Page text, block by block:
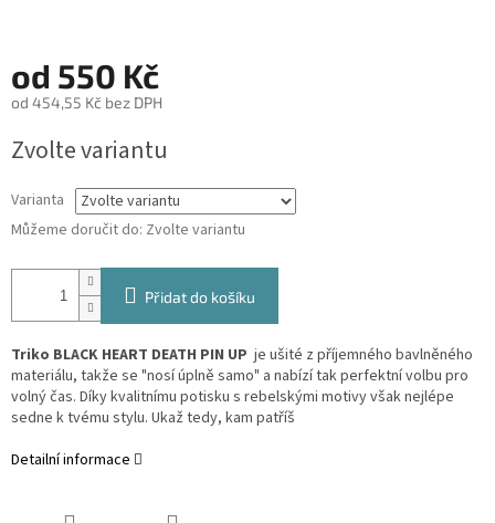
od 550 Kč
od 454,55 Kč bez DPH
cena:
Zvolte variantu
Varianta
Můžeme doručit do: Zvolte variantu
Přidat do košíku
Triko BLACK HEART DEATH PIN UP je ušité z příjemného bavlněného
materiálu, takže se "nosí úplně samo" a nabízí tak perfektní volbu pro
volný čas. Díky kvalitnímu potisku s rebelskými motivy však nejlépe
sedne k tvému stylu. Ukaž tedy, kam patříš
Detailní informace